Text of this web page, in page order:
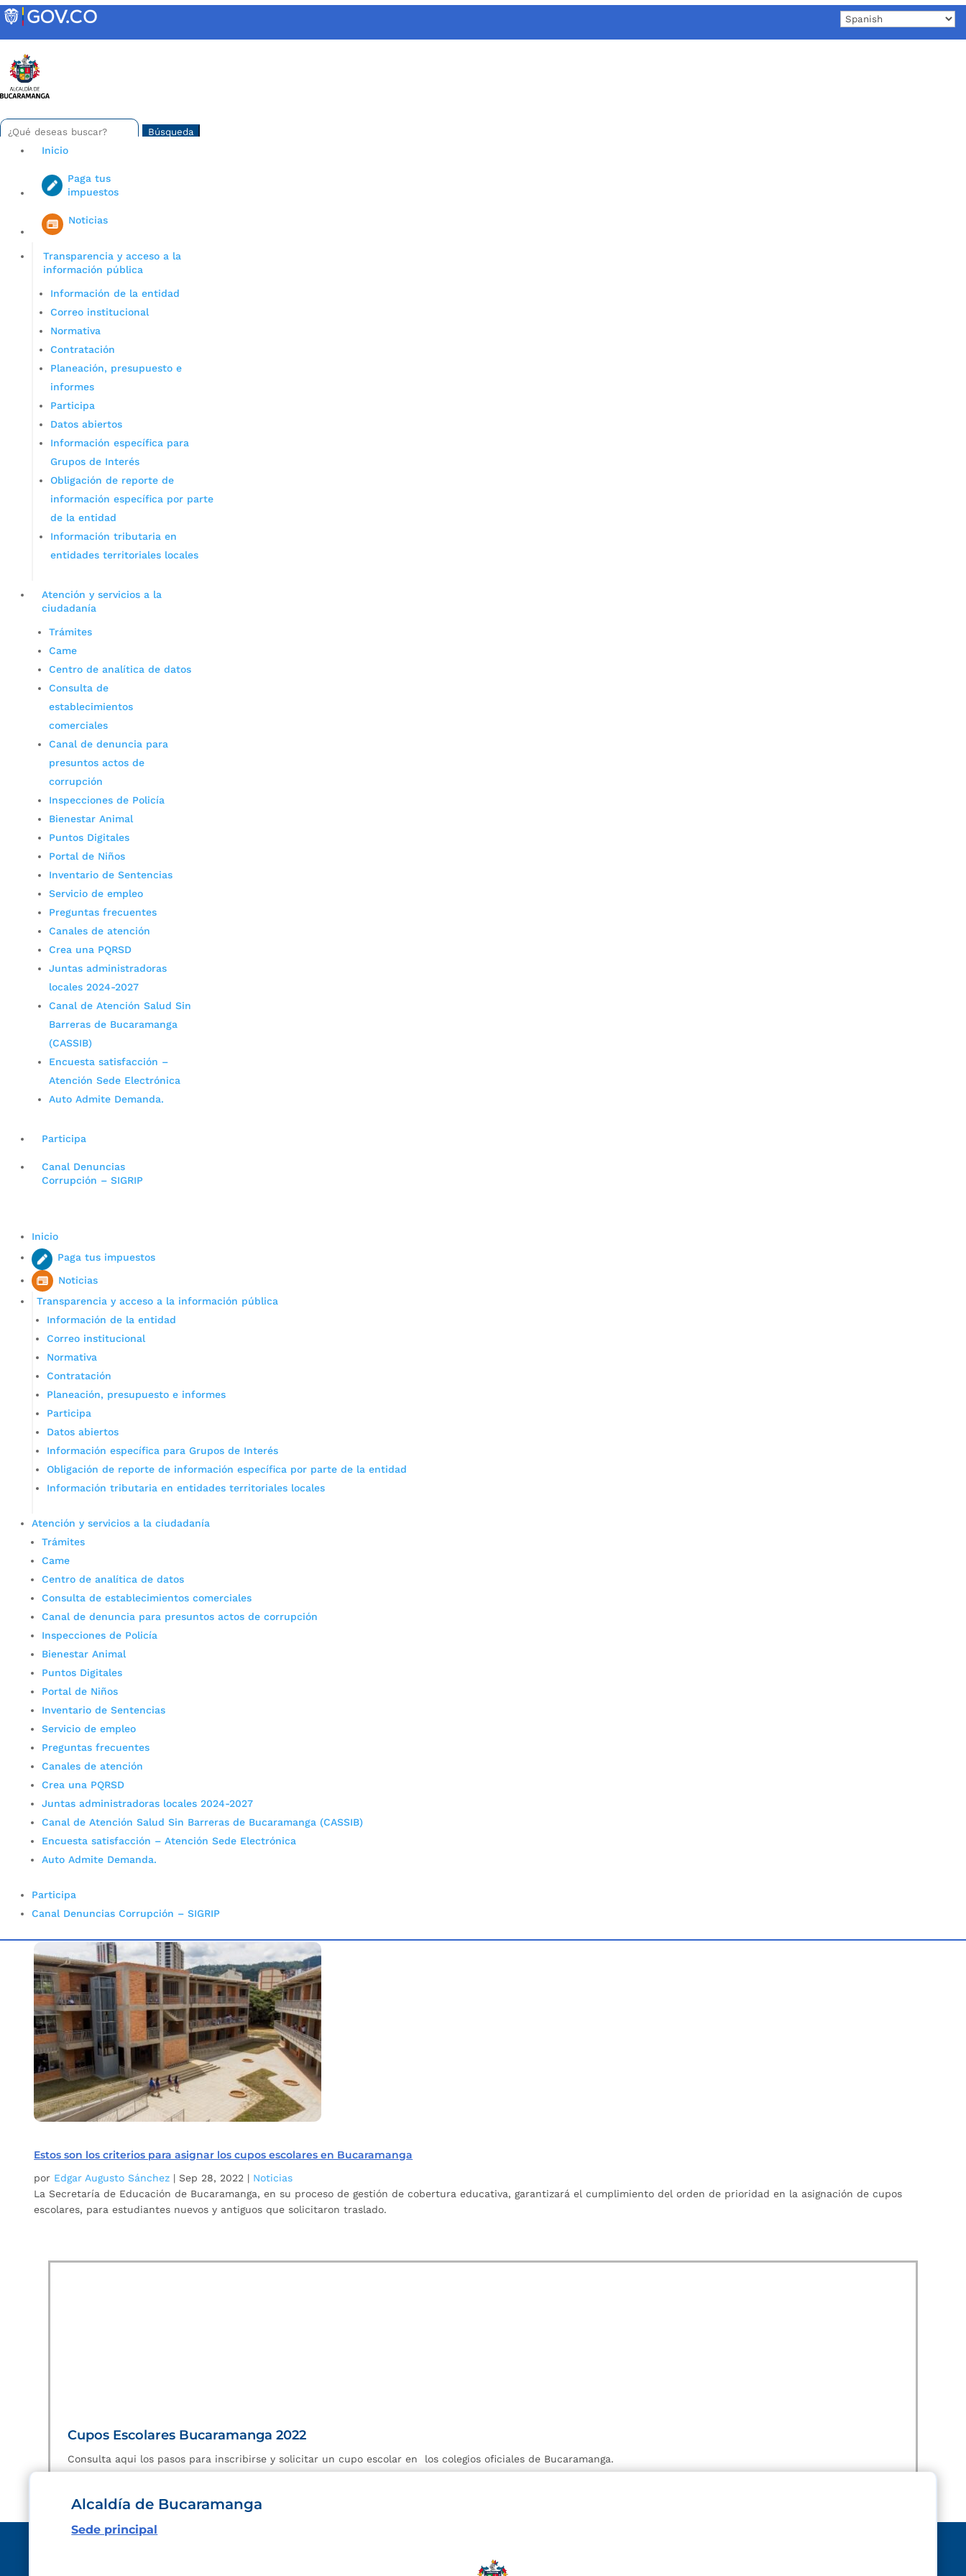
Skip
to
Buscar:
Search
for...
Iniciar sesión en gov co
Inicio
Paga tus
impuestos
Noticias
Transparencia y acceso a la
información pública
Información de la entidad
Correo institucional
Normativa
Contratación
Planeación, presupuesto e
informes
Participa
Datos abiertos
Información específica para
Grupos de Interés
Obligación de reporte de
información específica por parte
de la entidad
Información tributaria en
entidades territoriales locales
Atención y servicios a la
ciudadanía
Trámites
Came
Centro de analítica de datos
Consulta de
establecimientos
comerciales
Canal de denuncia para
presuntos actos de
corrupción
Inspecciones de Policía
Bienestar Animal
Puntos Digitales
Portal de Niños
Inventario de Sentencias
Servicio de empleo
Preguntas frecuentes
Canales de atención
Crea una PQRSD
Juntas administradoras
locales 2024-2027
Canal de Atención Salud Sin
Barreras de Bucaramanga
(CASSIB)
Encuesta satisfacción –
Atención Sede Electrónica
Auto Admite Demanda.
Participa
Canal Denuncias
Corrupción – SIGRIP
Inicio
Paga tus impuestos
Noticias
Transparencia y acceso a la información pública
Información de la entidad
Correo institucional
Normativa
Contratación
Planeación, presupuesto e informes
Participa
Datos abiertos
Información específica para Grupos de Interés
Obligación de reporte de información específica por parte de la entidad
Información tributaria en entidades territoriales locales
Atención y servicios a la ciudadanía
Trámites
Came
Centro de analítica de datos
Consulta de establecimientos comerciales
Canal de denuncia para presuntos actos de corrupción
Inspecciones de Policía
Bienestar Animal
Puntos Digitales
Portal de Niños
Inventario de Sentencias
Servicio de empleo
Preguntas frecuentes
Canales de atención
Crea una PQRSD
Juntas administradoras locales 2024-2027
Canal de Atención Salud Sin Barreras de Bucaramanga (CASSIB)
Encuesta satisfacción – Atención Sede Electrónica
Auto Admite Demanda.
Participa
Canal Denuncias Corrupción – SIGRIP
Etiqueta: Asignación de cupos escolares
Estos son los criterios para asignar los cupos escolares en Bucaramanga
por Edgar Augusto Sánchez | Sep 28, 2022 | Noticias
La Secretaría de Educación de Bucaramanga, en su proceso de gestión de cobertura educativa, garantizará el cumplimiento del orden de prioridad en la asignación de cupos
escolares, para estudiantes nuevos y antiguos que solicitaron traslado.
Cupos Escolares Bucaramanga 2022
Consulta aqui los pasos para inscribirse y solicitar un cupo escolar en los colegios oficiales de Bucaramanga.
Alcaldía de Bucaramanga
Sede principal